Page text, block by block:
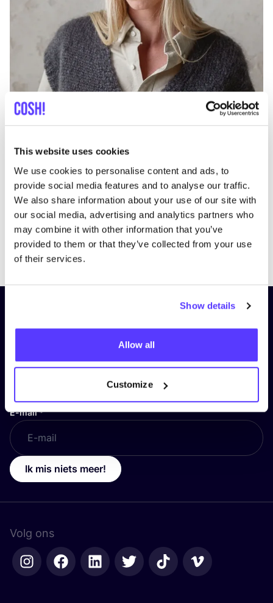
This website uses cookies
We use cookies to personalise content and ads, to
provide social media features and to analyse our traffic.
We also share information about your use of our site with
our social media, advertising and analytics partners who
may combine it with other information that you’ve
provided to them or that they’ve collected from your use
of their services.
Show details
Allow all
Customize
PreviousNext
Schrijf je in op onze nieuwsbrief
en blijf op de hoogte!
Voornaam*
E-mail*
Ik mis niets meer!
Volg ons